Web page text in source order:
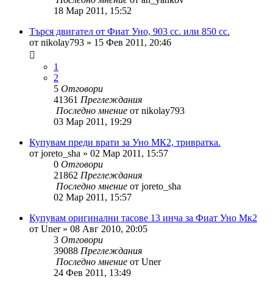
18 Мар 2011, 15:52
Търся двигател от Фиат Уно, 903 cc. или 850 cc.
от nikolay793 » 15 Фев 2011, 20:46
1
2
5 Отговори
41361 Преглеждания
Последно мнение от nikolay793
03 Мар 2011, 19:29
Купувам преди врати за Уно МК2, тривратка.
от joreto_sha » 02 Мар 2011, 15:57
0 Отговори
21862 Преглеждания
Последно мнение от joreto_sha
02 Мар 2011, 15:57
Купувам оригинални тасове 13 инча за Фиат Уно Мк2
от Uner» 08 Авг 2010, 20:05
3 Отговори
39088 Преглеждания
Последно мнение от Uner
24 Фев 2011, 13:49